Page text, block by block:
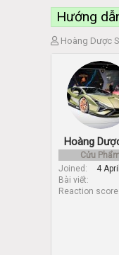
Hướng
T
t
e
r
Hoàng Dược
Hoàng
Cửu
Joined
4
Bài viết
Reaction score